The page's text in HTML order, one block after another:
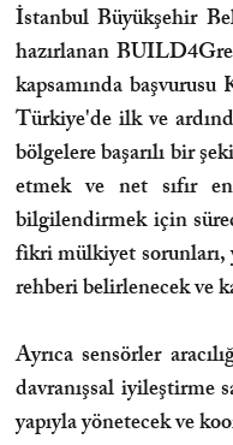
İstanbul Büyükşehir
hazırlanan
kapsamında
Türkiye'de ilk ve
bölgelere başarılı bir
etmek ve net sıfır
bilgilendirmek için
fikri mülkiyet sorunları,
rehberi belirlenecek ve
Ayrıca sensörler
davranışsal iyileştirme
yapıyla yönetecek ve